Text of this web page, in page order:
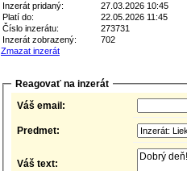
Inzerát pridaný:
27.03.2026 10:45
Platí do:
22.05.2026 11:45
Číslo inzerátu:
273731
Inzerát zobrazený:
702
Zmazat inzerát
Reagovať na inzerát
Váš email:
Predmet:
Váš text: